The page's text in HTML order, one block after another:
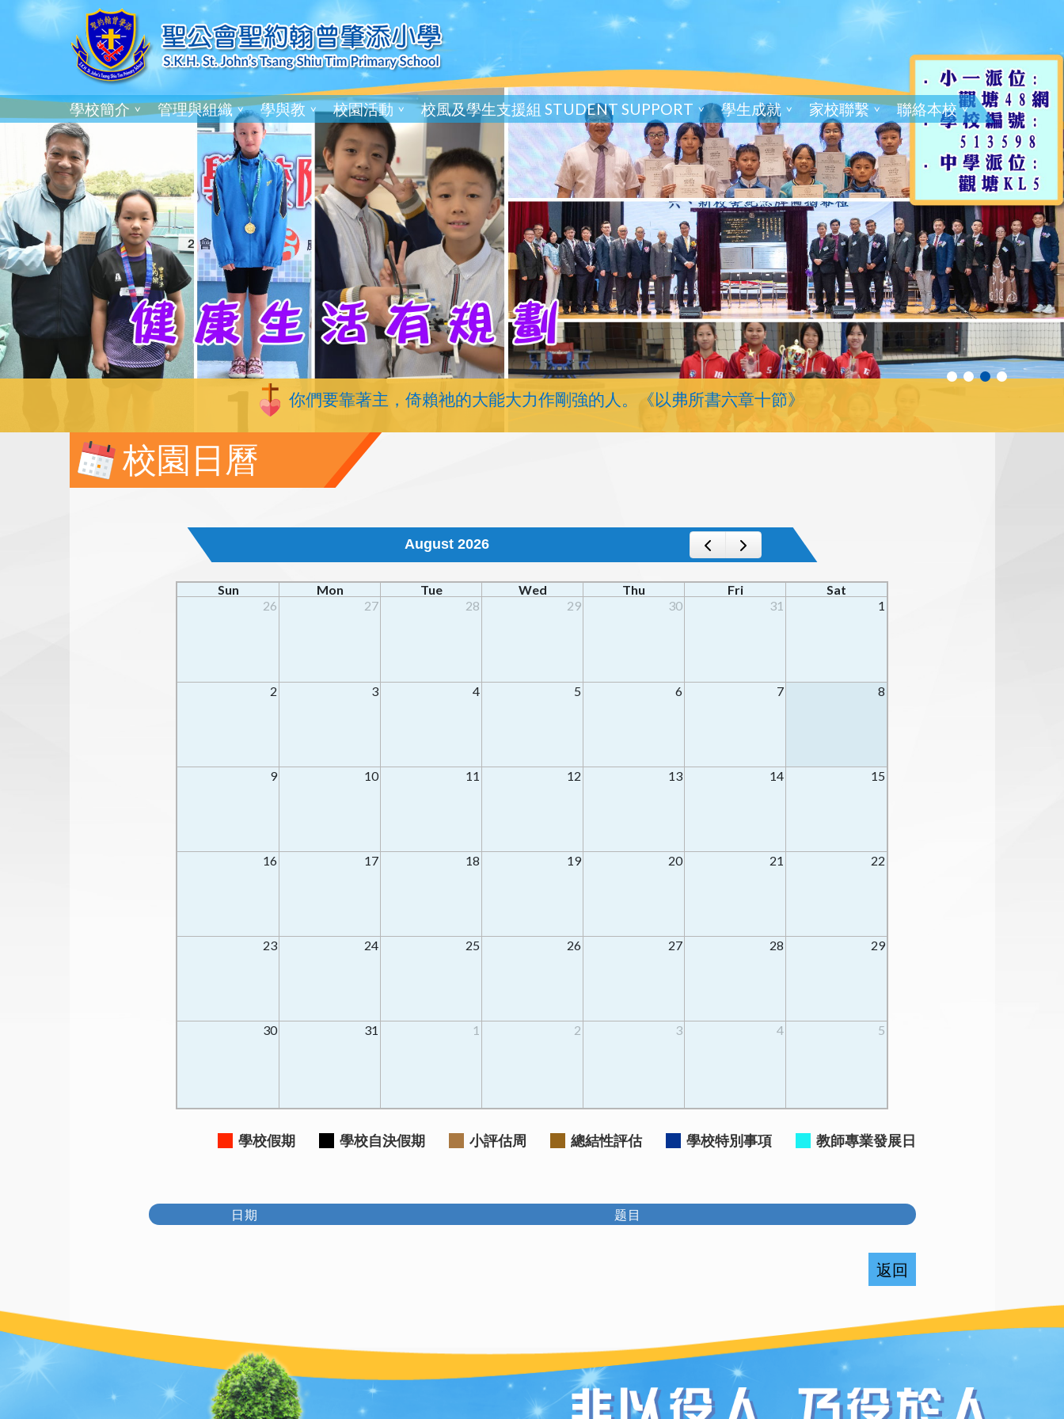
學校簡介 管理與組織 學與教 校園活動 校風及學生支援組 STUDENT SUPPORT 學生成就 家校聯繫 聯絡本校
你們要靠著主，倚賴祂的大能大力作剛強的人。《以弗所書六章十節》
校園日曆
August 2026
Sun Mon Tue Wed Thu Fri
Sat
26
27 28 29 30 31 1
2 3 4 5 6 7 8
9 10 11 12 13 14 15
16 17 18 19 20 21 22
23 24 25 26 27 28 29
30 31 1 2 3 4 5
學校假期 學校自決假期 小評估周 總結性評估 學校特別事項 教師專業發展日
日期 题目
返回